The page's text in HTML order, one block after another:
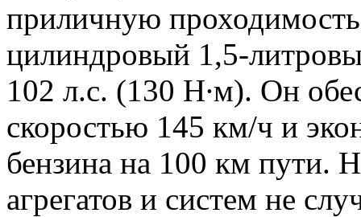
приличную
цилиндровый 1,5-
102 л.с. (130 Н∙м). Он
скоростью 145 км/ч и
бензина на 100 км пути.
агрегатов и систем не